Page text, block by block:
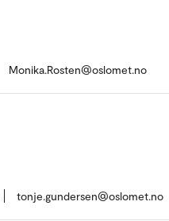
Monika.Rosten@oslomet.no
tonje.gundersen@oslomet.no